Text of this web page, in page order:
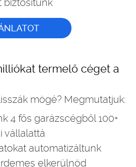
biztosítunk
termelő céget a
mögé? Megmutatjuk:
4 fős garázscégből 100+
vállalattá
automatizáltunk
elkerülnöd